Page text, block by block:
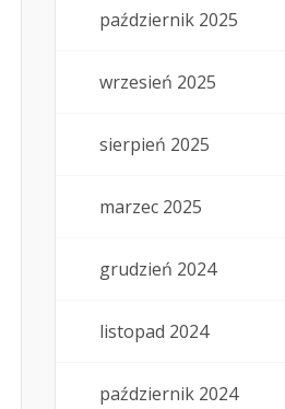
październik 2025
wrzesień 2025
sierpień 2025
marzec 2025
grudzień 2024
listopad 2024
październik 2024